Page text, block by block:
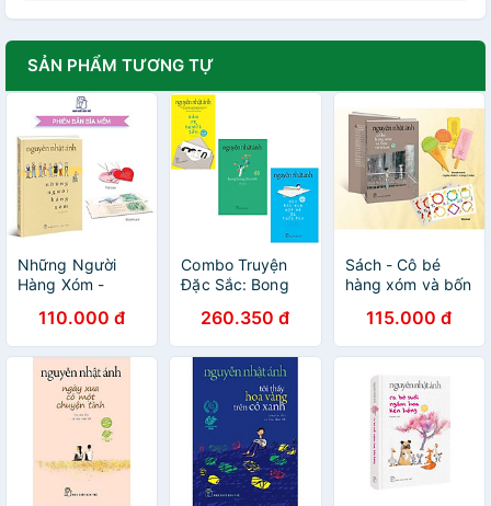
SẢN PHẨM TƯƠNG TỰ
Những Người
Hàng Xóm -
Ánh110.000 đ
Combo Truyện
Đặc Sắc: Bong
Cảm Ơn Người
Lớn + Cho Tôi Xin
Một Vé Đi Tuổi
Thơ (Trọn bộ 3
cuốn sách của
Nguyễn Nhật
Ánh/ Tặng kèm
Bookmark Happy
Life)
260.350 đ
Sách - Cô bé
hàng xóm và bốn
Nguyễn Nhật
Ánh
115.000 đ